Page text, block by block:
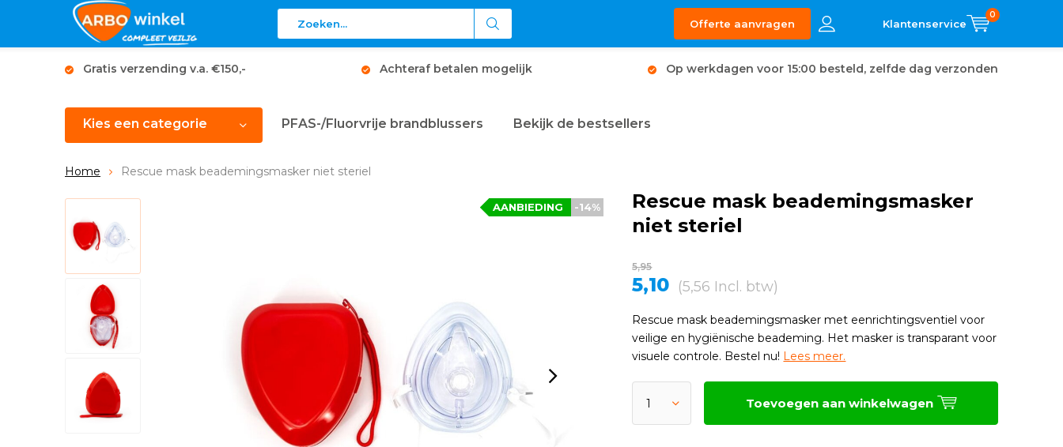
Offerte aanvragen
0
Gratis verzending v.a. €150,- Achteraf betalen mogelijk Op werkdagen voor 15:00 besteld, zelfde dag verzonden
Kies een categorie PFAS-/Fluorvrije brandblussers Bekijk de bestsellers
Home Rescue mask beademingsmasker niet steriel
-14%
AANBIEDING
Rescue mask beademingsmasker
niet steriel
5,95
5,10 (5,56 Incl. btw)
Rescue mask beademingsmasker met eenrichtingsventiel voor
veilige en hygiënische beademing. Het masker is transparant voor
visuele controle. Bestel nu! Lees meer.
Toevoegen aan winkelwagen